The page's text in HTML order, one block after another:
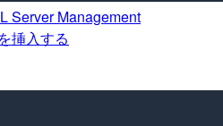
Server Management
挿入する